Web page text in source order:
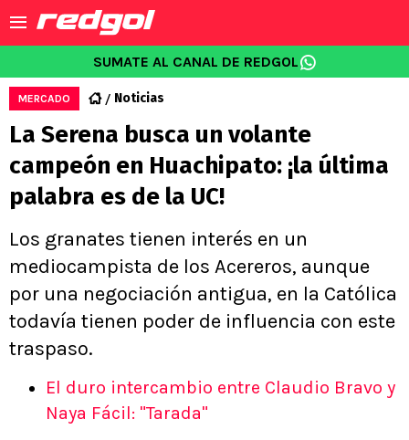
SUMATE AL CANAL DE REDGOL
MERCADO Noticias
La Serena busca un volante
campeón en Huachipato: ¡la última
palabra es de la UC!
Los granates tienen interés en un
mediocampista de los Acereros, aunque
por una negociación antigua, en la Católica
todavía tienen poder de influencia con este
traspaso.
El duro intercambio entre Claudio Bravo y
Naya Fácil: "Tarada"